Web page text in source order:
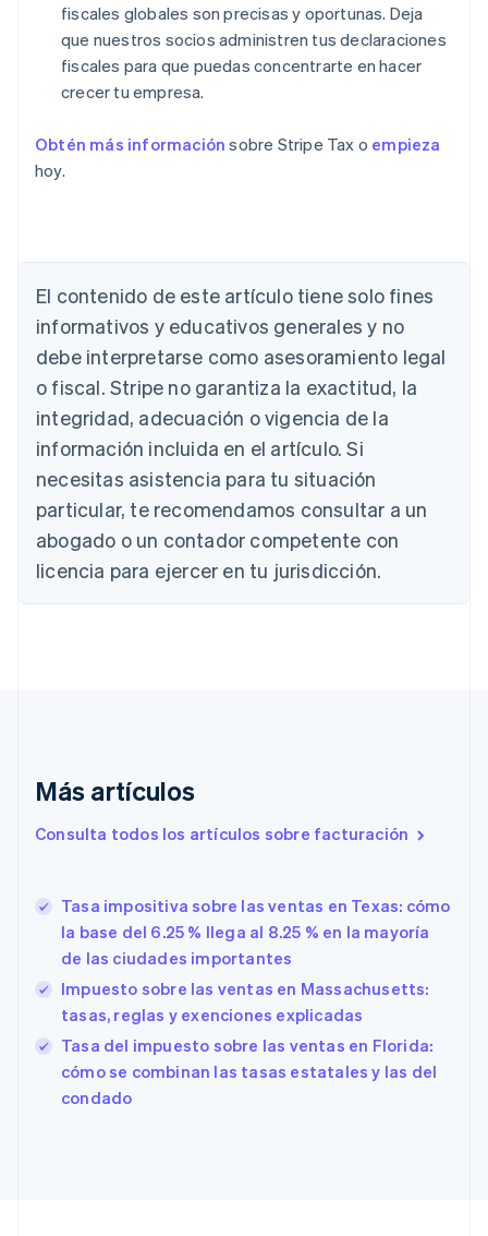
fiscales globales son precisas y oportunas. Deja
que nuestros socios administren tus declaraciones
fiscales para que puedas concentrarte en hacer
crecer tu empresa.
Obtén más información sobre Stripe Tax o empieza
hoy.
El contenido de este artículo tiene solo fines
informativos y educativos generales y no
debe interpretarse como asesoramiento legal
o fiscal. Stripe no garantiza la exactitud, la
integridad, adecuación o vigencia de la
información incluida en el artículo. Si
necesitas asistencia para tu situación
particular, te recomendamos consultar a un
abogado o un contador competente con
licencia para ejercer en tu jurisdicción.
Más artículos
Consulta todos los artículos sobre facturación
Tasa impositiva sobre las ventas en Texas: cómo
la base del 6.25 % llega al 8.25 % en la mayoría
de las ciudades importantes
Impuesto sobre las ventas en Massachusetts:
tasas, reglas y exenciones explicadas
Tasa del impuesto sobre las ventas en Florida:
cómo se combinan las tasas estatales y las del
condado
Alemania
DeutschEnglish
Australia
Austria
DeutschEnglish
Bélgica
Brasil
PortuguêsEnglish
EnglishItaliano
English
Eslovaquia
English
Eslovenia
España
Español English
Estados Unidos
Español
Estonia
English